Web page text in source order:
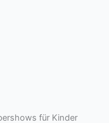
für Kinder